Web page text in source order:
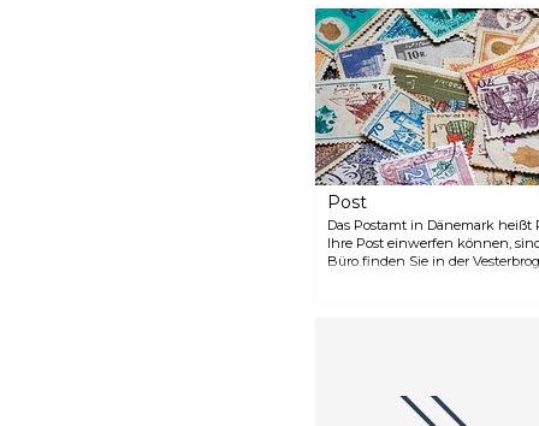
Post
Das Postamt in Dänemark heißt
Ihre Post einwerfen können,
Büro finden Sie in der